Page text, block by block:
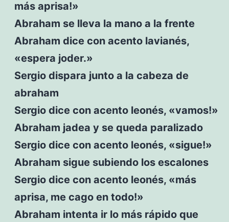
más aprisa!»
Abraham se lleva la mano a la frente
Abraham dice con acento lavianés,
«espera joder.»
Sergio dispara junto a la cabeza de
abraham
Sergio dice con acento leonés, «vamos!»
Abraham jadea y se queda paralizado
Sergio dice con acento leonés, «sigue!»
Abraham sigue subiendo los escalones
Sergio dice con acento leonés, «más
aprisa, me cago en todo!»
Abraham intenta ir lo más rápido que